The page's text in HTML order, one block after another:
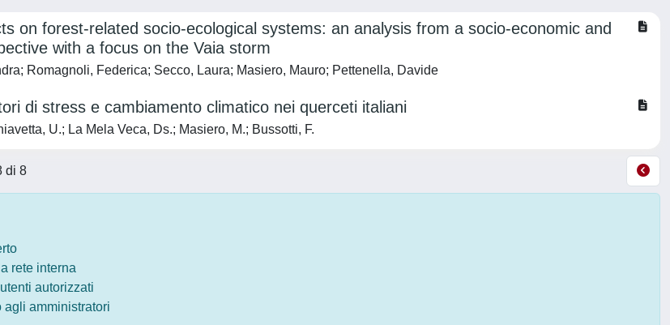
on forest-related socio-ecological systems: an analysis from a socio-economic and
with a focus on the Vaia storm
Romagnoli, Federica; Secco, Laura; Masiero, Mauro; Pettenella, Davide
di stress e cambiamento climatico nei querceti italiani
U.; La Mela Veca, Ds.; Masiero, M.; Bussotti, F.
di 8
rete interna
autorizzati
amministratori